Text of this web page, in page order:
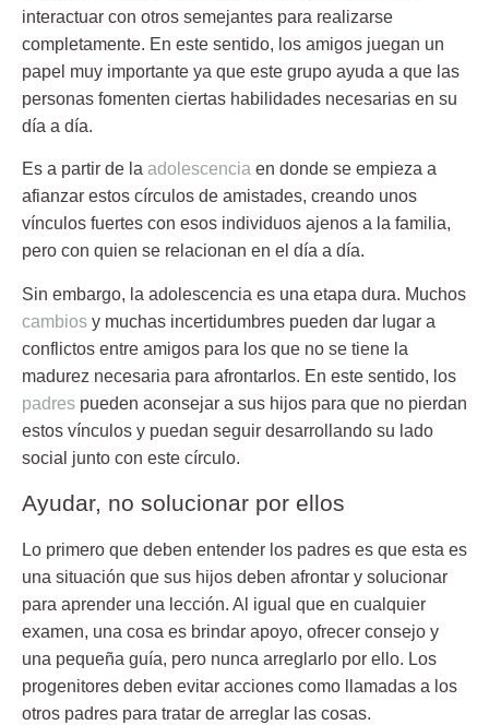
interactuar con otros semejantes para realizarse
completamente. En este sentido, los amigos juegan un
papel muy importante ya que este grupo ayuda a que las
personas fomenten ciertas habilidades necesarias en su
día a día.
Es a partir de la adolescencia en donde se empieza a
afianzar estos círculos de amistades, creando unos
vínculos fuertes con esos individuos ajenos a la familia,
pero con quien se relacionan en el día a día.
Sin embargo, la adolescencia es una etapa dura. Muchos
cambios y muchas incertidumbres pueden dar lugar a
conflictos entre amigos para los que no se tiene la
madurez necesaria para afrontarlos. En este sentido, los
padres pueden aconsejar a sus hijos para que no pierdan
estos vínculos y puedan seguir desarrollando su lado
social junto con este círculo.
Ayudar, no solucionar por ellos
Lo primero que deben entender los padres es que esta es
una situación que sus hijos deben afrontar y solucionar
para aprender una lección. Al igual que en cualquier
examen, una cosa es brindar apoyo, ofrecer consejo y
una pequeña guía, pero nunca arreglarlo por ello. Los
progenitores deben evitar acciones como llamadas a los
otros padres para tratar de arreglar las cosas.